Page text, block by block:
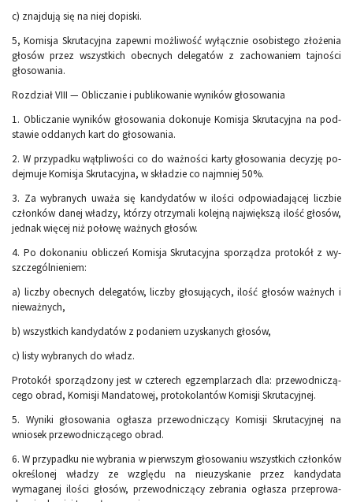
c) znajdują się na niej dopiski.
5, Komisja Skrutacyjna zapewni możliwość wyłącznie osobistego złożenia
głosów przez wszystkich obecnych delegatów z zachowaniem tajności
głosowania.
Rozdział VIII — Obliczanie i publikowanie wyników głosowania
1. Obliczanie wyników głosowania dokonuje Komisja Skrutacyjna na pod­
stawie oddanych kart do głosowania.
2. W przypadku wątpliwości co do ważności karty głosowania decyzję po­
dejmuje Komisja Skrutacyjna, w składzie co najmniej 50%.
3. Za wybranych uważa się kandydatów w ilości odpowiadającej liczbie
członków danej władzy, którzy otrzymali kolejną największą ilość gło­sów,
jednak więcej niż połowę ważnych głosów.
4. Po dokonaniu obliczeń Komisja Skrutacyjna sporządza protokół z wy­
szczególnieniem:
a) liczby obecnych delegatów, liczby głosujących, ilość głosów ważnych i
nieważnych,
b) wszystkich kandydatów z podaniem uzyskanych głosów,
c) listy wybranych do władz.
Protokół sporządzony jest w czterech egzemplarzach dla: przewodniczą­
cego obrad, Komisji Mandatowej, protokolantów Komisji Skrutacyjnej.
5. Wyniki głosowania ogłasza przewodniczący Komisji Skrutacyjnej na
wniosek przewodniczącego obrad.
6. W przypadku nie wybrania w pierwszym głosowaniu wszystkich człon­ków
określonej władzy ze względu na nieuzyskanie przez kandydata
wymaganej ilości głosów, przewodniczący zebrania ogłasza przeprowa­